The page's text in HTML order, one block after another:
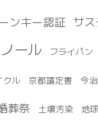
ンキー認証 サ
ール フライパン
クル 京都議定書 今
葬祭 土壌汚染 地